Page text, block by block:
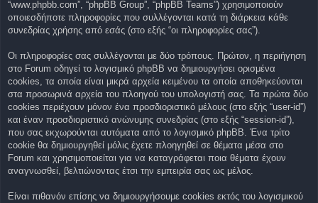
“www.phpbb.com”, “phpBB Group”, “phpBB Teams”) χρησιμοποιούν
οποιεσδήποτε πληροφορίες που συλλέγονται κατά τη διάρκεια κάθε
συνεδρίας χρήσης από εσάς (στο εξής “οι πληροφορίες σας”).
Οι πληροφορίες σας συλλέγονται με δύο τρόπους. Πρώτον, η περιήγηση
στο Forum οδηγεί το λογισμικό phpBB να δημιουργήσει ορισμένα
cookies, τα οποία είναι μικρά αρχεία κειμένου τα οποία αποθηκεύονται
στα προσωρινά αρχεία του πλοηγού του υπολογιστή σας. Τα πρώτα δύο
cookies περιέχουν μόνον ένα προσδιοριστικό μέλους (στο εξής “user-id”)
και έναν προσδιοριστικό ανώνυμης συνεδρίας (στο εξής “session-id”),
που σας εκχωρούνται αυτόματα από το λογισμικό phpBB. Ένα τρίτο
cookie θα δημιουργηθεί μόλις έχετε πλοηγηθεί σε θέματα μέσα στο
Forum και χρησιμοποιείται για να καταγράφεται ποια θέματα έχουν
αναγνωσθεί, βελτιώνοντας έτσι την εμπειρία σας ως μέλος.
Είναι πιθανόν επίσης να δημιουργήσουμε cookies εκτός του λογισμικού